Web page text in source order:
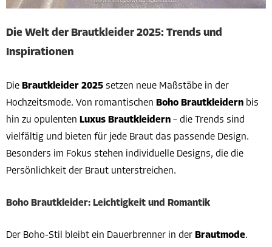
Die Welt der Brautkleider 2025: Trends und
Inspirationen
Die Brautkleider 2025 setzen neue Maßstäbe in der
Hochzeitsmode. Von romantischen Boho Brautkleidern bis
hin zu opulenten Luxus Brautkleidern – die Trends sind
vielfältig und bieten für jede Braut das passende Design.
Besonders im Fokus stehen individuelle Designs, die die
Persönlichkeit der Braut unterstreichen.
Boho Brautkleider: Leichtigkeit und Romantik
Der Boho-Stil bleibt ein Dauerbrenner in der Brautmode.